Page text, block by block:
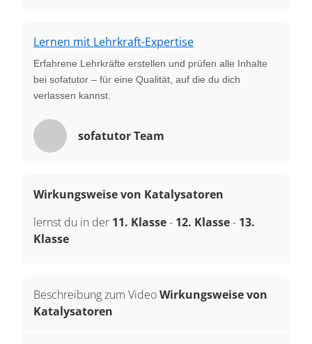
Lernen mit Lehrkraft-Expertise
Erfahrene Lehrkräfte erstellen und prüfen alle Inhalte
bei sofatutor – für eine Qualität, auf die du dich
verlassen kannst.
sofatutor Team
Wirkungsweise von Katalysatoren
lernst du in der 11. Klasse- 12. Klasse- 13.
Klasse
Beschreibung zum VideoWirkungsweise von
Katalysatoren